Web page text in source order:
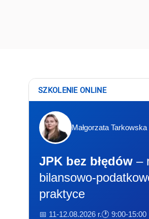
SZKOLENIE ONLINE
Małgorzata Tarkowska
JPK bez błędów –
bilansowo-
praktyce
📅 11-12.08.2026 r.🕐 9:00-15:00